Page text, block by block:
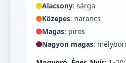
Alacsony: sárga
Közepes: narancs
Magas: piros
Nagyon magas: